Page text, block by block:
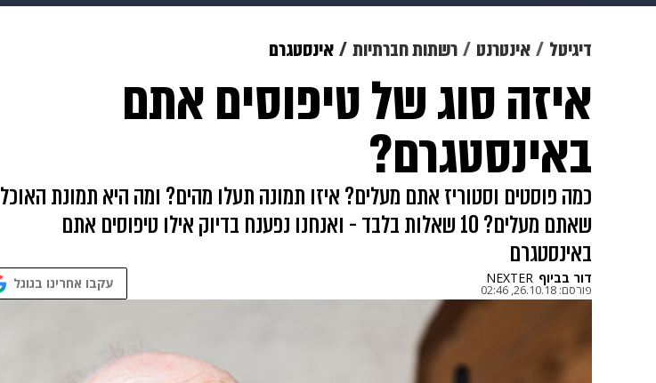
מוזיקה תרבות צבא וביטחון
דיגיטל גאווה ויוה משפט תשעה חודשים מתכונים
דיגיטל אינטרנט רשתות חברתיות אינסטגרם
איזה סוג של טיפוסים אתם
באינסטגרם?
כמה פוסטים וסטוריז אתם מעלים? איזו תמונה תעלו מהים? ומה היא תמונת האוכל
שאתם מעלים? 10 שאלות בלבד - ואנחנו נפענח בדיוק אילו טיפוסים אתם
באינסטגרם
דור בביוף NEXTER
פורסם: 26.10.18, 02:46 עקבו אחרינו בגוגל